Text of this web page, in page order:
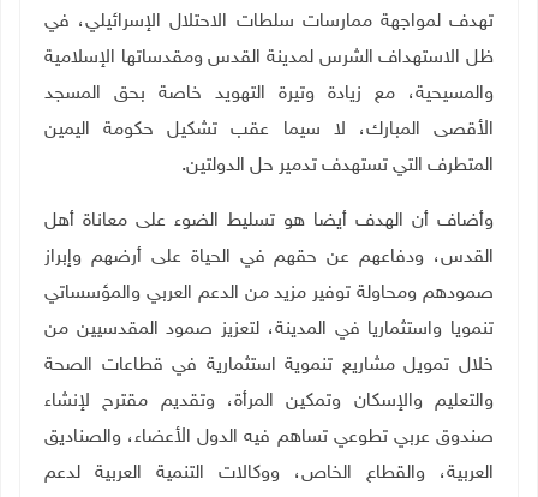
تهدف لمواجهة ممارسات سلطات الاحتلال الإسرائيلي، في
ظل الاستهداف الشرس لمدينة القدس ومقدساتها الإسلامية
والمسيحية، مع زيادة وتيرة التهويد خاصة بحق المسجد
الأقصى المبارك، لا سيما عقب تشكيل حكومة اليمين
المتطرف التي تستهدف تدمير حل الدولتين.
وأضاف أن الهدف أيضا هو تسليط الضوء على معاناة أهل
القدس، ودفاعهم عن حقهم في الحياة على أرضهم وإبراز
صمودهم ومحاولة توفير مزيد من الدعم العربي والمؤسساتي
تنمويا واستثماريا في المدينة، لتعزيز صمود المقدسيين من
خلال تمويل مشاريع تنموية استثمارية في قطاعات الصحة
والتعليم والإسكان وتمكين المرأة، وتقديم مقترح لإنشاء
صندوق عربي تطوعي تساهم فيه الدول الأعضاء، والصناديق
العربية، والقطاع الخاص، ووكالات التنمية العربية لدعم